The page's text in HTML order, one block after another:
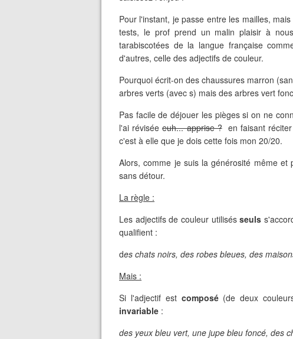
Pour l'instant, je passe entre les mailles,
tests, le prof prend un malin plaisir à
tarabiscotées de la langue française
d'autres, celle des adjectifs de couleur.
Pourquoi écrit-on des chaussures marron
arbres verts (avec s) mais des arbres vert
Pas facile de déjouer les pièges si on ne
l'ai réviséeeuh... apprise ?en faisant réciter
c'est à elle que je dois cette fois mon 20/20.
Alors, comme je suis la générosité même
sans détour.
La règle :
Les adjectifs de couleur utilisésseuls
qualifient :
des chats noirs, des robes bleues, des
Mais :
Si l'adjectif est composé(de deux
invariable :
des yeux bleu vert, une jupe bleu foncé, des